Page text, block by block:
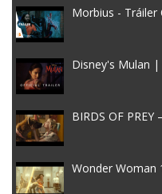
Morbius - Tráiler
Disney's Mulan
BIRDS OF
Wonder Woman